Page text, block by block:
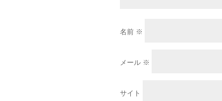
名前 ※
メール ※
サイト